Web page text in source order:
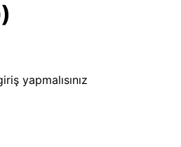
yapmalısınız